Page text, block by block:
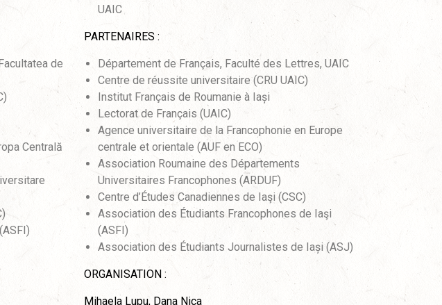
de
Centrală
UAIC
PARTENAIRES :
Département de Français, Faculté des Lettres, UAIC
Centre de réussite universitaire (CRU UAIC)
Institut Français de Roumanie à Iași
Lectorat de Français (UAIC)
Agence universitaire de la Francophonie en Europe
centrale et orientale (AUF en ECO)
Association Roumaine des Départements
Universitaires Francophones (ARDUF)
Centre d’Études Canadiennes de Iaşi (CSC)
Association des Étudiants Francophones de Iaşi
(ASFI)
Association des Étudiants Journalistes de Iași (ASJ)
ORGANISATION :
Mihaela Lupu, Dana Nica